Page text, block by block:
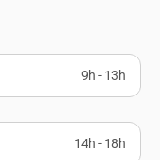
9h - 13h
14h - 18h